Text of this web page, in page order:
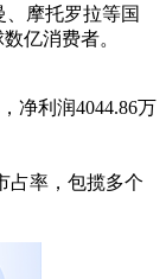
、摩托罗拉等国
亿消费者。
净利润4044.86万
占率，包揽多个